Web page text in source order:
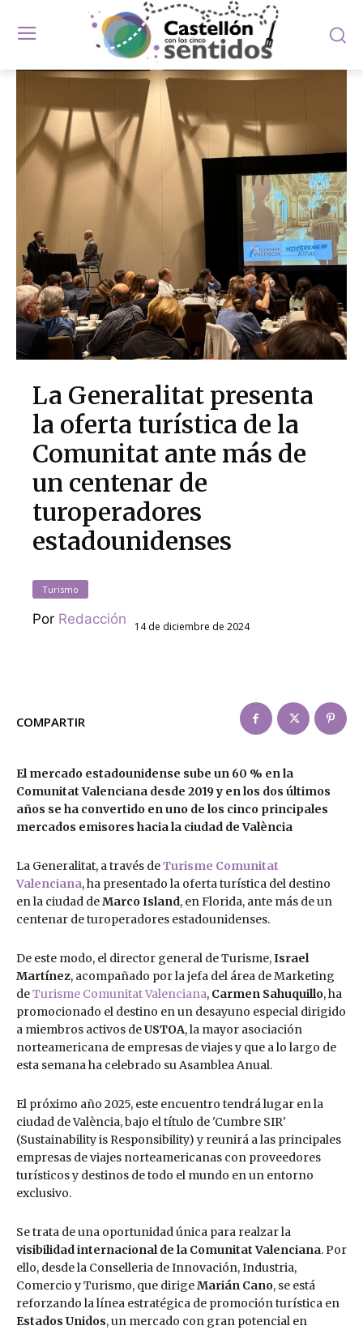
La Generalitat presenta
la oferta turística de la
Comunitat ante más de
un centenar de
turoperadores
estadounidenses
Turismo
Por Redacción 14 de diciembre de 2024
COMPARTIR
El mercado estadounidense sube un 60 % en la
Comunitat Valenciana desde 2019 y en los dos últimos
años se ha convertido en uno de los cinco principales
mercados emisores hacia la ciudad de València
La Generalitat, a través deTurisme Comunitat
Valenciana, ha presentado la oferta turística del destino
en la ciudad deMarco Island, en Florida, ante más de un
centenar de turoperadores estadounidenses.
De este modo, el director general de Turisme,Israel
Martínez, acompañado por la jefa del área de Marketing
deTurisme Comunitat Valenciana, Carmen Sahuquillo, ha
promocionado el destino en un desayuno especial dirigido
a miembros activos deUSTOA, la mayor asociación
norteamericana de empresas de viajes y que a lo largo de
esta semana ha celebrado su Asamblea Anual.
El próximo año 2025, este encuentro tendrá lugar en la
ciudad de València, bajo el título de 'Cumbre SIR'
(Sustainability is Responsibility) y reunirá a las principales
empresas de viajes norteamericanas con proveedores
turísticos y destinos de todo el mundo en un entorno
exclusivo.
Se trata de una oportunidad única para realzar la
visibilidad internacional de la Comunitat Valenciana. Por
ello, desde la Conselleria de Innovación, Industria,
Comercio y Turismo, que dirigeMarián Cano, se está
reforzando la línea estratégica de promoción turística en
Estados Unidos, un mercado con gran potencial en